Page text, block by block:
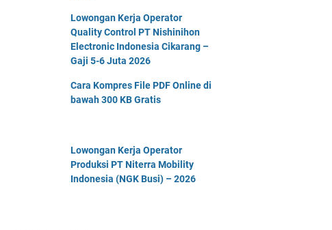
Lowongan Kerja Operator
Quality Control PT Nishinihon
Electronic Indonesia Cikarang –
Gaji 5-6 Juta 2026
Cara Kompres File PDF Online di
bawah 300 KB Gratis
Lowongan Kerja Operator
Produksi PT Niterra Mobility
Indonesia (NGK Busi) – 2026